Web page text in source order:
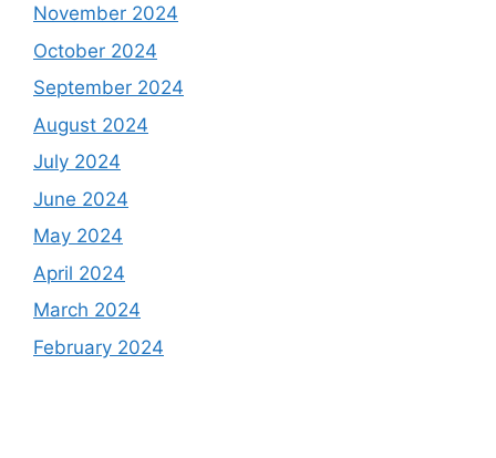
November 2024
October 2024
September 2024
August 2024
July 2024
June 2024
May 2024
April 2024
March 2024
February 2024